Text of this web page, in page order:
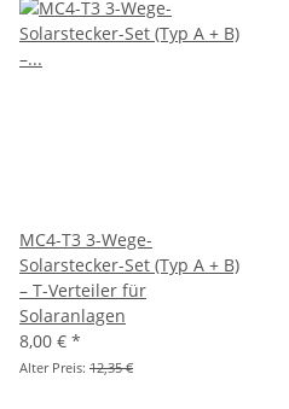
MC4-T3 3-Wege-
Solarstecker-Set (Typ A + B)
– T-Verteiler für
Solaranlagen
8,00 € *
Alter Preis: 12,35 €